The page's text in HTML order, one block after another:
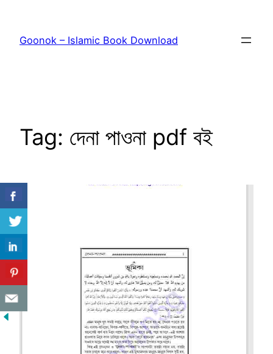
content
Goonok – Islamic Book Download
Tag: দেনা পাওনা pdf বই